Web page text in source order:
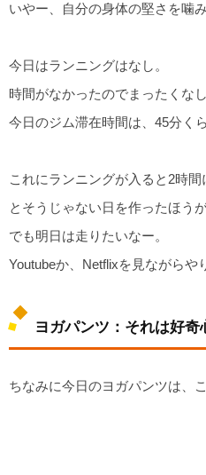
いやー、自分の身体の堅さを噛
今日はランニングはなし。
時間がなかったのでまったくなし
今日のジム滞在時間は、45分く
これにランニングが入ると2時
とそうじゃない日を作ったほう
でも明日は走りたいなー。
Youtubeか、Netflixを見ながらや
ヨガパンツ：それは好奇
ちなみに今日のヨガパンツは、こ